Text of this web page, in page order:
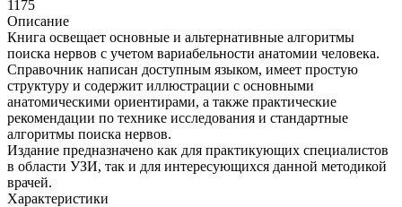
1175
Описание
Книга освещает основные и альтернативные алгоритмы
поиска нервов с учетом вариабельности анатомии человека.
Справочник написан доступным языком, имеет простую
структуру и содержит иллюстрации с основными
анатомическими ориентирами, а также практические
рекомендации по технике исследования и стандартные
алгоритмы поиска нервов.
Издание предназначено как для практикующих специалистов
в области УЗИ, так и для интересующихся данной методикой
врачей.
Характеристики